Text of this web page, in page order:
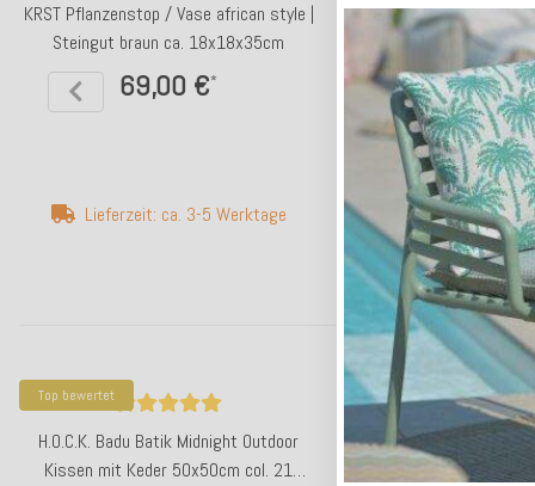
KRST Pflanzenstop / Vase african style |
Steingut braun ca. 18x18x35cm
69,00 €*
Lieferzeit: ca. 3-5 Werktage
KRST Vase mit zwei
17x12,5x23cm
39,90 €*
Lieferzeit: ca. 3-
Top bewertet
H.O.C.K. Badu Batik Midnight Outdoor
Kissen mit Keder 50x50cm col. 21
Top bewertet
H.O.C.K. Badu Batik
Sitzkissen 40x40x5cm